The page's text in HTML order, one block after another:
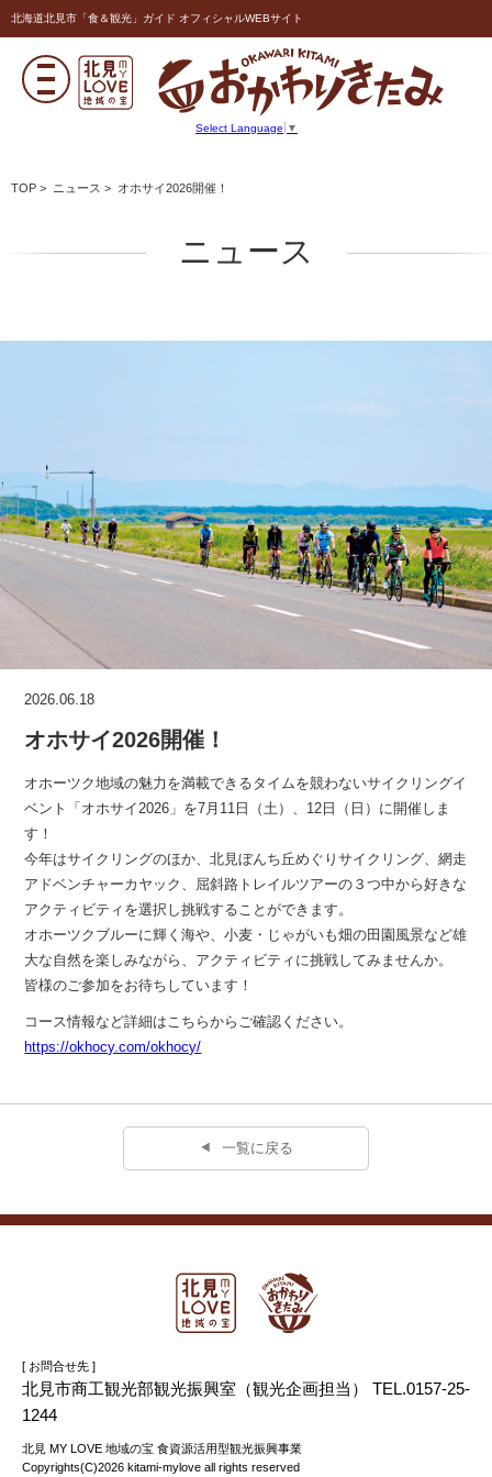
北海道北見市「食＆観光」ガイド オフィシャルWEBサイト
Select Language ▼
TOP > ニュース > オホサイ2026開催！
ニュース
2026.06.18
オホサイ2026開催！
オホーツク地域の魅力を満載できるタイムを競わないサイクリングイ
ベント「オホサイ2026」を7月11日（土）、12日（日）に開催しま
す！
今年はサイクリングのほか、北見ぼんち丘めぐりサイクリング、網走
アドベンチャーカヤック、屈斜路トレイルツアーの３つ中から好きな
アクティビティを選択し挑戦することができます。
オホーツクブルーに輝く海や、小麦・じゃがいも畑の田園風景など雄
大な自然を楽しみながら、アクティビティに挑戦してみませんか。
皆様のご参加をお待ちしています！
コース情報など詳細はこちらからご確認ください。
https://okhocy.com/okhocy/
一覧に戻る
[ お問合せ先 ]
北見市商工観光部観光振興室（観光企画担当） TEL.0157-25-
1244
北見 MY LOVE 地域の宝 食資源活用型観光振興事業
Copyrights(C)2026 kitami-mylove all rights reserved